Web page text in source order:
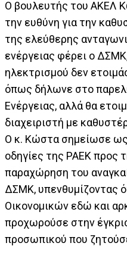
Ο βουλευτής του ΑΚΕΛ
την ευθύνη για την
της ελεύθερης
ενέργειας φέρει ο
ηλεκτρισμού δεν
όπως δήλωνε στο
Ενέργειας, αλλά θα
διαχειριστή με
Ο κ. Κώστα σημείωσε ως
οδηγίες της ΡΑΕΚ προς
παραχώρηση του
ΔΣΜΚ, υπενθυμίζοντας
Οικονομικών εδώ και
προχωρούσε στην
προσωπικού που